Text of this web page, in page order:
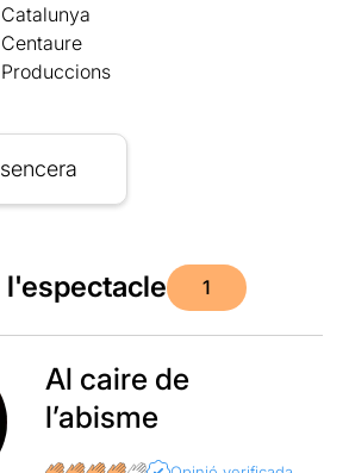
Catalunya
Centaure
Produccions
l'espectacle 1
Al caire de
l’abisme